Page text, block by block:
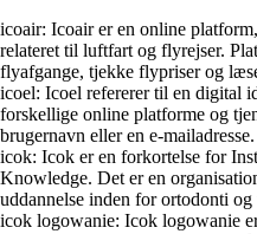
icoair: Icoair er en online
relateret til luftfart og flyrejser.
flyafgange, tjekke flypriser og
icoel: Icoel refererer til en digital
forskellige online platforme og
brugernavn eller en e-mailadresse.
icok: Icok er en forkortelse for
Knowledge. Det er en
uddannelse inden for ortodonti og
icok logowanie: Icok logowanie